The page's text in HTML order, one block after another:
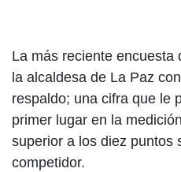
La más reciente
la alcaldesa de La Paz
respaldo; una cifra que le
primer lugar en la
superior a los diez puntos
competidor.